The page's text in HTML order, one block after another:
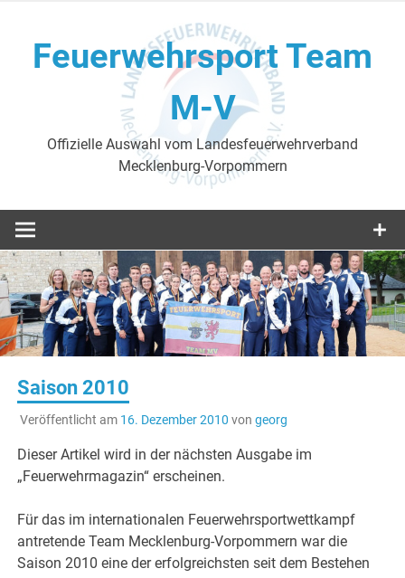
contentFeuerwehrsport Team
M-V
Offizielle Auswahl vom Landesfeuerwehrverband
Mecklenburg-Vorpommern
Saison 2010
Veröffentlicht am 16. Dezember 2010 von georg
Dieser Artikel wird in der nächsten Ausgabe im
„Feuerwehrmagazin“ erscheinen.
Für das im internationalen Feuerwehrsportwettkampf
antretende Team Mecklenburg-Vorpommern war die
Saison 2010 eine der erfolgreichsten seit dem Bestehen